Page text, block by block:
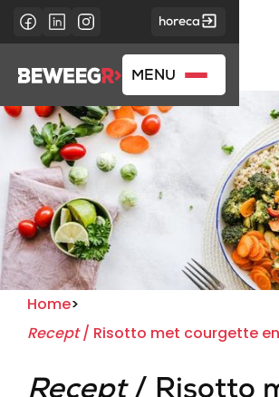
horeca
MENU
Home>
Recept/ Risotto met courgette